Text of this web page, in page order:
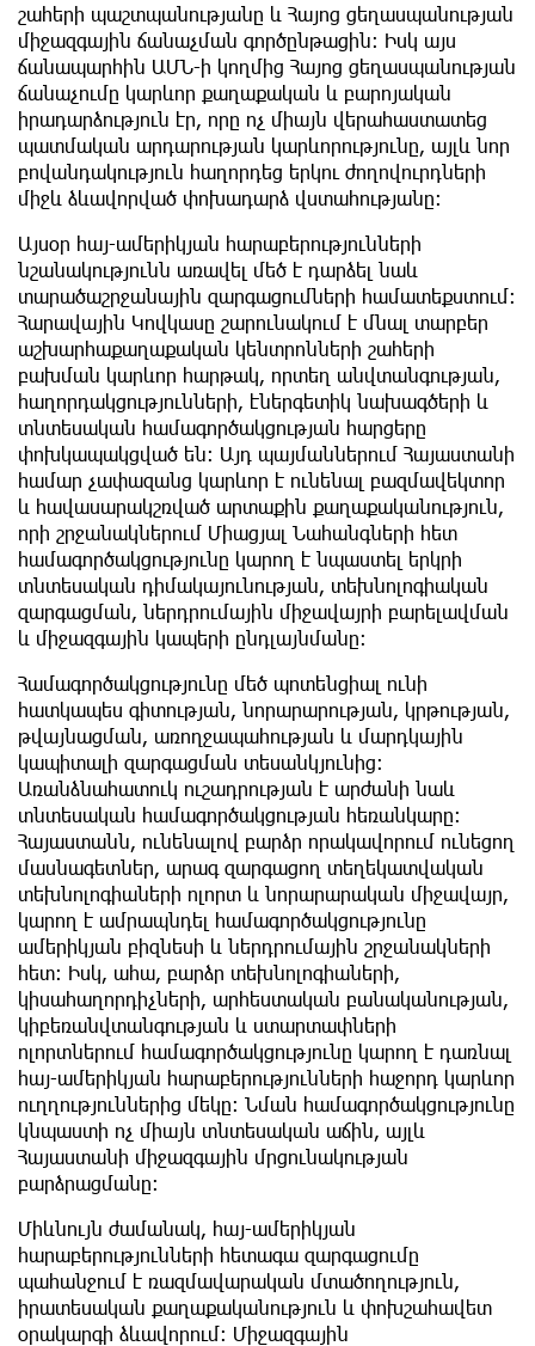
շահերի պաշտպանությանը և Հայոց ցեղասպանության
միջազգային ճանաչման գործընթացին։ Իսկ այս
ճանապարհին ԱՄՆ-ի կողմից Հայոց ցեղասպանության
ճանաչումը կարևոր քաղաքական և բարոյական
իրադարձություն էր, որը ոչ միայն վերահաստատեց
պատմական արդարության կարևորությունը, այլև նոր
բովանդակություն հաղորդեց երկու ժողովուրդների
միջև ձևավորված փոխադարձ վստահությանը։
Այսօր հայ-ամերիկյան հարաբերությունների
նշանակությունն առավել մեծ է դարձել նաև
տարածաշրջանային զարգացումների համատեքստում։
Հարավային Կովկասը շարունակում է մնալ տարբեր
աշխարհաքաղաքական կենտրոնների շահերի
բախման կարևոր հարթակ, որտեղ անվտանգության,
հաղորդակցությունների, էներգետիկ նախագծերի և
տնտեսական համագործակցության հարցերը
փոխկապակցված են։ Այդ պայմաններում Հայաստանի
համար չափազանց կարևոր է ունենալ բազմավեկտոր
և հավասարակշռված արտաքին քաղաքականություն,
որի շրջանակներում Միացյալ Նահանգների հետ
համագործակցությունը կարող է նպաստել երկրի
տնտեսական դիմակայունության, տեխնոլոգիական
զարգացման, ներդրումային միջավայրի բարելավման
և միջազգային կապերի ընդլայնմանը։
Համագործակցությունը մեծ պոտենցիալ ունի
հատկապես գիտության, նորարարության, կրթության,
թվայնացման, առողջապահության և մարդկային
կապիտալի զարգացման տեսանկյունից։
Առանձնահատուկ ուշադրության է արժանի նաև
տնտեսական համագործակցության հեռանկարը։
Հայաստանն, ունենալով բարձր որակավորում ունեցող
մասնագետներ, արագ զարգացող տեղեկատվական
տեխնոլոգիաների ոլորտ և նորարարական միջավայր,
կարող է ամրապնդել համագործակցությունը
ամերիկյան բիզնեսի և ներդրումային շրջանակների
հետ։ Իսկ, ահա, բարձր տեխնոլոգիաների,
կիսահաղորդիչների, արհեստական բանականության,
կիբեռանվտանգության և ստարտափների
ոլորտներում համագործակցությունը կարող է դառնալ
հայ-ամերիկյան հարաբերությունների հաջորդ կարևոր
ուղղություններից մեկը։ Նման համագործակցությունը
կնպաստի ոչ միայն տնտեսական աճին, այլև
Հայաստանի միջազգային մրցունակության
բարձրացմանը։
Միևնույն ժամանակ, հայ-ամերիկյան
հարաբերությունների հետագա զարգացումը
պահանջում է ռազմավարական մտածողություն,
իրատեսական քաղաքականություն և փոխշահավետ
օրակարգի ձևավորում։ Միջազգային